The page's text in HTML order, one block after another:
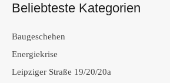
Beliebteste Kategorien
Baugeschehen
Energiekrise
Leipziger Straße 19/20/20a